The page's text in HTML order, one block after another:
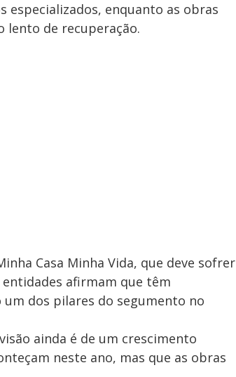
especializados, enquanto as obras
de recuperação.
Casa Minha Vida, que deve sofrer
entidades afirmam que têm
dos pilares do segumento no
ainda é de um crescimento
neste ano, mas que as obras